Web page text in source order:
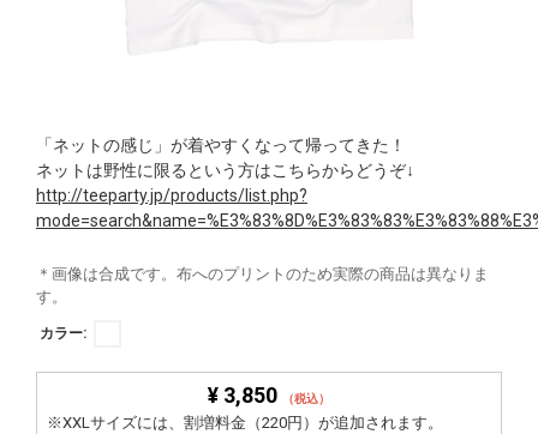
「ネットの感じ」が着やすくなって帰ってきた！
ネットは野性に限るという方はこちらからどうぞ↓
http://teeparty.jp/products/list.php?
＊画像は合成です。布へのプリントのため実際の商品は異なりま
す。
カラー:
¥ 3,850 （税込）
※XXLサイズには、割増料金（220円）が追加されます。